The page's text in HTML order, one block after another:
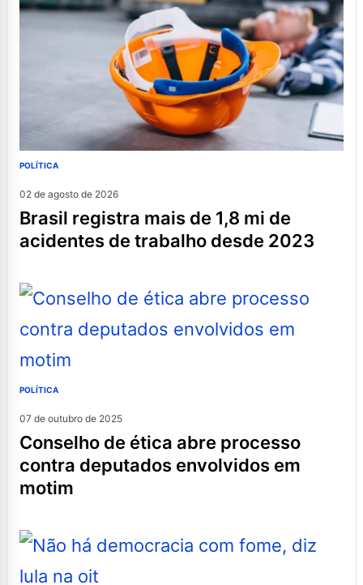
POLÍTICA
02 de agosto de 2026
brasil registra mais de 1,8 mi de
acidentes de trabalho desde 2023
POLÍTICA
07 de outubro de 2025
conselho de ética abre processo
contra deputados envolvidos em
motim